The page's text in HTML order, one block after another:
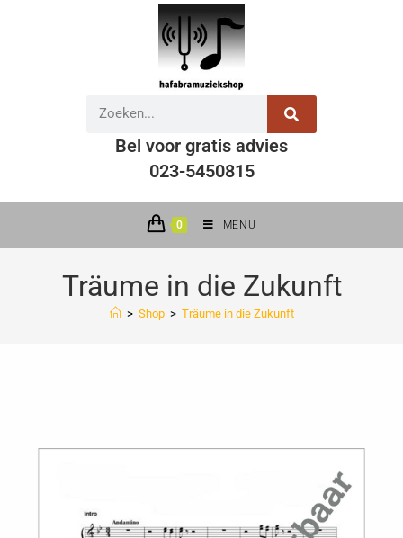
Bel voor gratis advies
023-5450815
0 MENU
Träume in die Zukunft
> Shop > Träume in die Zukunft